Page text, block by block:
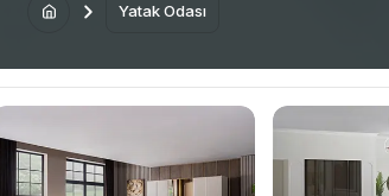
Yatak Odası